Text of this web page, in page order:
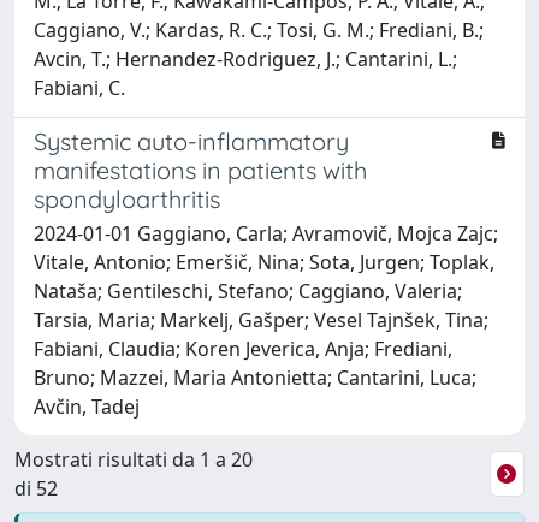
Caggiano, V.; Kardas, R. C.; Tosi, G. M.; Frediani, B.;
Avcin, T.; Hernandez-Rodriguez, J.; Cantarini, L.;
Fabiani, C.
Systemic auto-inflammatory
manifestations in patients with
spondyloarthritis
2024-01-01 Gaggiano, Carla; Avramovič, Mojca Zajc;
Vitale, Antonio; Emeršič, Nina; Sota, Jurgen; Toplak,
Nataša; Gentileschi, Stefano; Caggiano, Valeria;
Tarsia, Maria; Markelj, Gašper; Vesel Tajnšek, Tina;
Fabiani, Claudia; Koren Jeverica, Anja; Frediani,
Bruno; Mazzei, Maria Antonietta; Cantarini, Luca;
Avčin, Tadej
Mostrati risultati da 1 a 20
di 52